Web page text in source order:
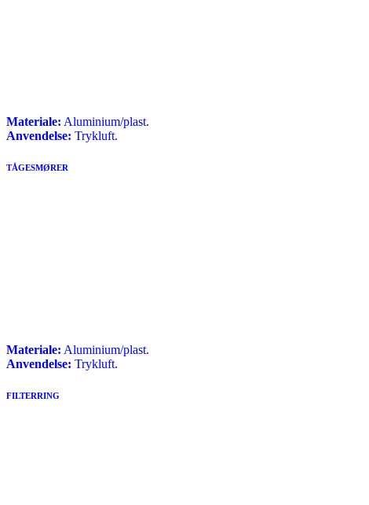
Materiale: Aluminium/plast.
Anvendelse: Trykluft.
TÅGESMØRER
Materiale: Aluminium/plast.
Anvendelse: Trykluft.
FILTERRING